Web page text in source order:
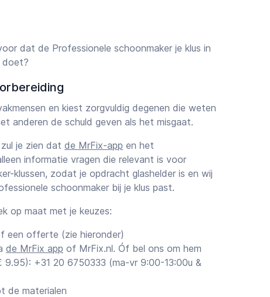
dat de Professionele schoonmaker je klus in
doet?
en kiest zorgvuldig degenen die weten
anderen de schuld geven als het misgaat.
je zien dat de MrFix-app en het
informatie vragen die relevant is voor
klussen, zodat je opdracht glashelder is en wij
schoonmaker bij je klus past.
op maat met je keuzes:
een offerte (zie hieronder)
de MrFix app of MrFix.nl. Óf bel ons om hem
+31 20 6750333 (ma-vr 9:00-13:00u &
de materialen